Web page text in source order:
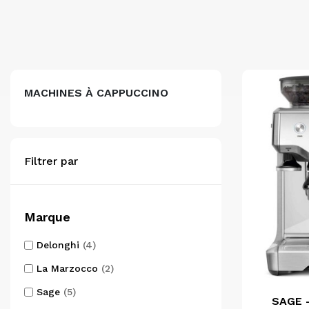
MACHINES À CAPPUCCINO
Filtrer par
Marque
Delonghi (4)
La Marzocco (2)
Sage (5)
SAGE